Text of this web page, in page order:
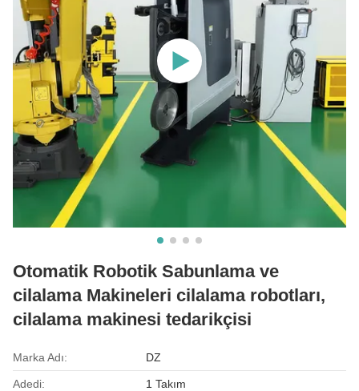
Otomatik Robotik Sabunlama ve
cilalama Makineleri cilalama robotları,
cilalama makinesi tedarikçisi
Marka Adı: DZ
Adedi: 1 Takım